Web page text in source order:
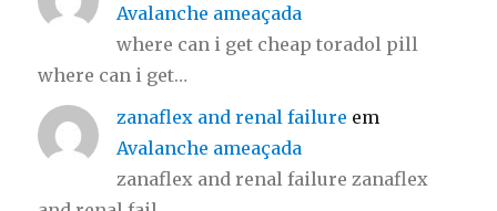
Avalanche ameaçada
where can i get cheap toradol pill
where can i get…
zanaflex and renal failure em
Avalanche ameaçada
zanaflex and renal failure zanaflex